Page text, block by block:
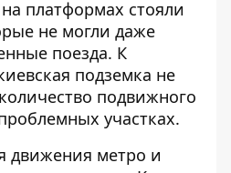
платформах стояли
не могли даже
поезда. К
подземка не
подвижного
участках.
движения метро и